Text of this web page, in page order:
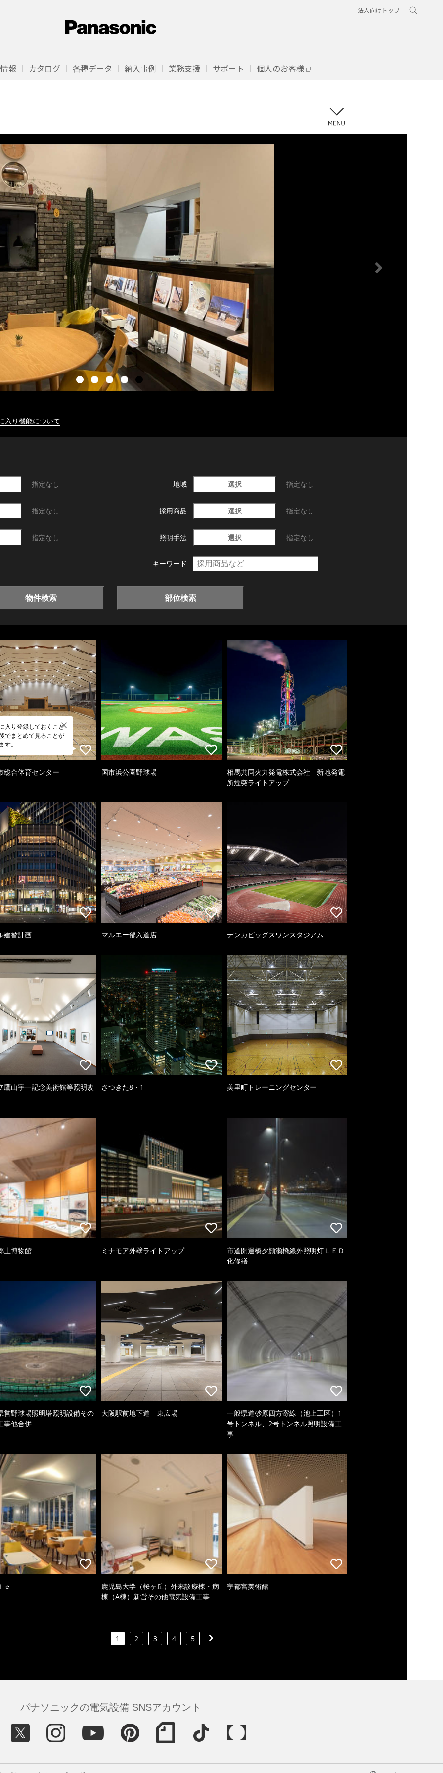
法人向けトップ
報 カタログ 各種データ 納入事例 業務支援 サポート 個人のお客様
入り機能について
指定なし 地域 選択 指定なし
指定なし 採用商品 選択 指定なし
指定なし 照明手法 選択 指定なし
キーワード
物件検索 部位検索
入り登録しておくこと
でまとめて見ることが
す。
総合体育センター 国市浜公園野球場
相馬共同火力発電株式会社 新地発電
所煙突ライトアップ
建替計画 マルエー部入道店 デンカビッグスワンスタジアム
鷹山宇一記念美術館等照明改 さつきた8・1 美里町トレーニングセンター
土博物館 ミナモア外壁ライトアップ
市道開運橋夕顔瀬橋線外照明灯ＬＥＤ
化修繕
営野球場照明塔照明設備その
事他合併
大阪駅前地下道 東広場
一般県道砂原四方寄線（池上工区）1
号トンネル、2号トンネル照明設備工
事
ｅ
鹿児島大学（桜ヶ丘）外来診療棟・病
棟（A棟）新営その他電気設備工事
宇都宮美術館
1 2 3 4 5
パナソニックの電気設備 SNSアカウント